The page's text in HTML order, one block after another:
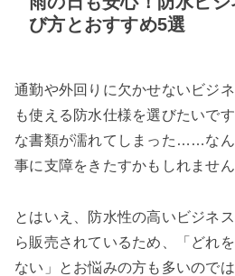
検索
び方とおすすめ5選
通勤や外回りに欠かせないビジ
も使える防水仕様を選びたいで
な書類が濡れてしまった……な
事に支障をきたすかもしれません
とはいえ、防水性の高いビジネ
ら販売されているため、「どれ
ない」とお悩みの方も多いので